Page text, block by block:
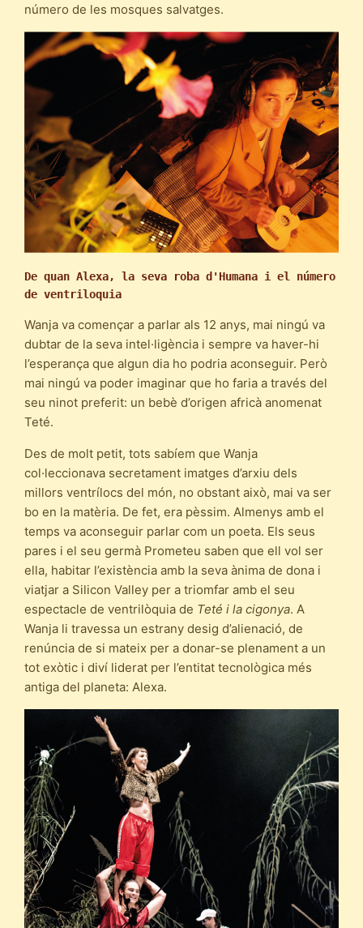
número de les mosques salvatges.
De quan Alexa, la seva roba d'Humana i el número
de ventriloquia
Wanja va començar a parlar als 12 anys, mai ningú va
dubtar de la seva intel·ligència i sempre va haver-hi
l’esperança que algun dia ho podria aconseguir. Però
mai ningú va poder imaginar que ho faria a través del
seu ninot preferit: un bebè d’origen africà anomenat
Teté.
Des de molt petit, tots sabíem que Wanja
col·leccionava secretament imatges d’arxiu dels
millors ventrílocs del món, no obstant això, mai va ser
bo en la matèria. De fet, era pèssim. Almenys amb el
temps va aconseguir parlar com un poeta. Els seus
pares i el seu germà Prometeu saben que ell vol ser
ella, habitar l’existència amb la seva ànima de dona i
viatjar a Silicon Valley per a triomfar amb el seu
espectacle de ventrilòquia de Teté i la cigonya. A
Wanja li travessa un estrany desig d’alienació, de
renúncia de si mateix per a donar-se plenament a un
tot exòtic i diví liderat per l’entitat tecnològica més
antiga del planeta: Alexa.